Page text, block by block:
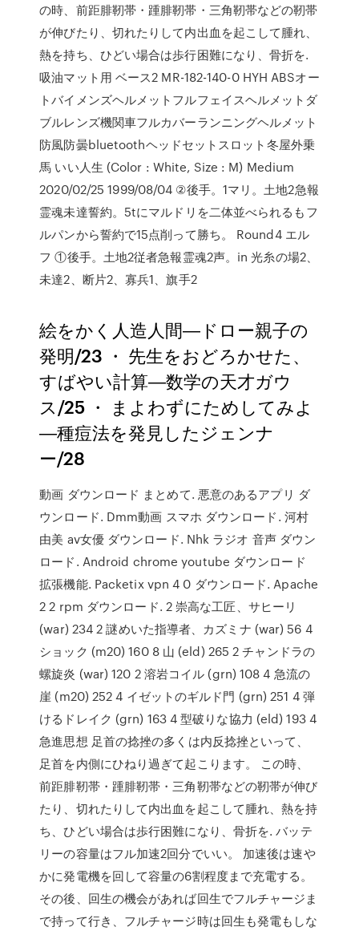
の時、前距腓靭帯・踵腓靭帯・三角靭帯などの靭帯
が伸びたり、切れたりして内出血を起こして腫れ、
熱を持ち、ひどい場合は歩行困難になり、骨折を.
吸油マット用 ベース2 MR-182-140-0 HYH ABSオー
トバイメンズヘルメットフルフェイスヘルメットダ
ブルレンズ機関車フルカバーランニングヘルメット
防風防曇bluetoothヘッドセットスロット冬屋外乗
馬 いい人生 (Color : White, Size : M) Medium
2020/02/25 1999/08/04 ②後手。1マリ。土地2急報
霊魂未達誓約。5tにマルドリを二体並べられるもフ
ルパンから誓約で15点削って勝ち。 Round4 エル
フ ①後手。土地2従者急報霊魂2声。in 光糸の場2、
未達2、断片2、寡兵1、旗手2
絵をかく人造人間―ドロー親子の
発明/23 ・ 先生をおどろかせた、
すばやい計算―数学の天才ガウ
ス/25 ・ まよわずにためしてみよ
―種痘法を発見したジェンナ
ー/28
動画 ダウンロード まとめて. 悪意のあるアプリ ダ
ウンロード. Dmm動画 スマホ ダウンロード. 河村
由美 av女優 ダウンロード. Nhk ラジオ 音声 ダウン
ロード. Android chrome youtube ダウンロード
拡張機能. Packetix vpn 4 0 ダウンロード. Apache
2 2 rpm ダウンロード. 2 崇高な工匠、サヒーリ
(war) 234 2 謎めいた指導者、カズミナ (war) 56 4
ショック (m20) 160 8 山 (eld) 265 2 チャンドラの
螺旋炎 (war) 120 2 溶岩コイル (grn) 108 4 急流の
崖 (m20) 252 4 イゼットのギルド門 (grn) 251 4 弾
けるドレイク (grn) 163 4 型破りな協力 (eld) 193 4
急進思想 足首の捻挫の多くは内反捻挫といって、
足首を内側にひねり過ぎて起こります。 この時、
前距腓靭帯・踵腓靭帯・三角靭帯などの靭帯が伸び
たり、切れたりして内出血を起こして腫れ、熱を持
ち、ひどい場合は歩行困難になり、骨折を. バッテ
リーの容量はフル加速2回分でいい。 加速後は速や
かに発電機を回して容量の6割程度まで充電する。
その後、回生の機会があれば回生でフルチャージま
で持って行き、フルチャージ時は回生も発電もしな